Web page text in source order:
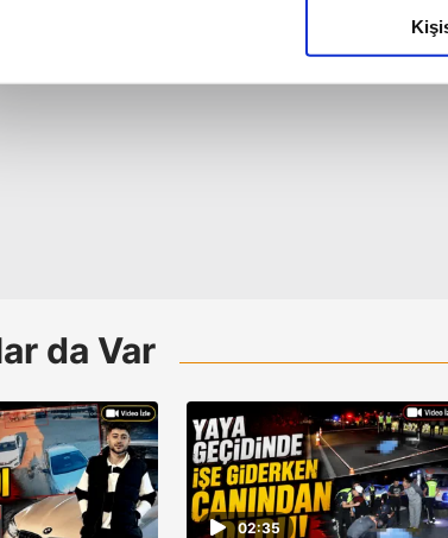
Kişisel Verilerin Korunması Kanunu uyarınca
da Var
02:35